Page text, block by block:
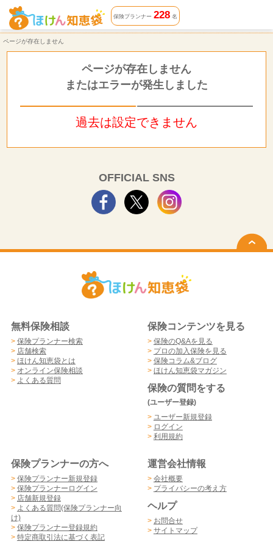
ページが存在しません | ほけん知恵袋
保険プランナー 228名
ページが存在しません
ページが存在しません
またはエラーが発生しました
過去は設定できません
OFFICIAL SNS
無料保険相談
> 保険プランナー検索
> 店舗検索
> ほけん知恵袋とは
> オンライン保険相談
> よくある質問
保険コンテンツを見る
> 保険のQ&Aを見る
> プロの加入保険を見る
> 保険コラム&ブログ
> ほけん知恵袋マガジン
保険の質問をする
(ユーザー登録)
> ユーザー新規登録
> ログイン
> 利用規約
保険プランナーの方へ
> 保険プランナー新規登録
> 保険プランナーログイン
> 店舗新規登録
> よくある質問(保険プランナー向
け)
> 保険プランナー登録規約
> 特定商取引法に基づく表記
運営会社情報
> 会社概要
> プライバシーの考え方
ヘルプ
> お問合せ
> サイトマップ